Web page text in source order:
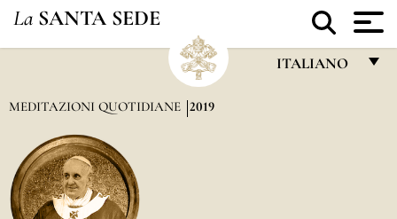
La SANTA SEDE
ITALIANO
MEDITAZIONI QUOTIDIANE 2019